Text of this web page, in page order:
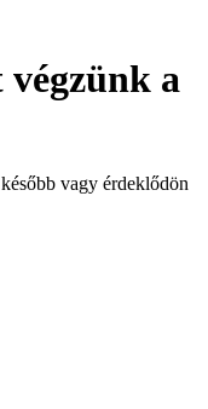
a
vagy érdeklődön